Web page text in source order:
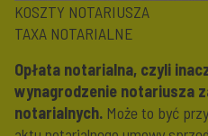
KOSZTY NOTARIUSZA
TAXA NOTARIALNE
Opłata notarialna, czyli
wynagrodzenie notariusza
notarialnych. Może to być